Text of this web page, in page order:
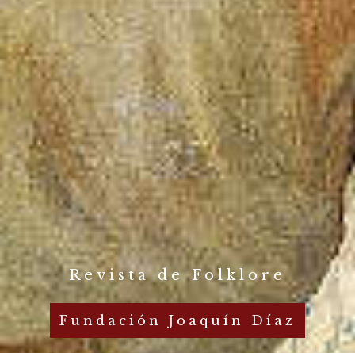
Revista de Folklore
Fundación Joaquín Díaz